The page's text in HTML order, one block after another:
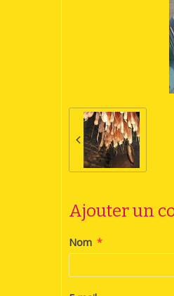
Ajouter un
Nom